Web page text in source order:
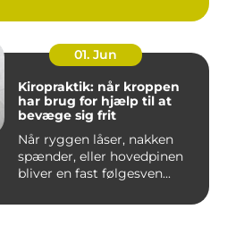
01. Jun
Kiropraktik: når kroppen
har brug for hjælp til at
bevæge sig frit
Når ryggen låser, nakken
spænder, eller hovedpinen
bliver en fast følgesven...